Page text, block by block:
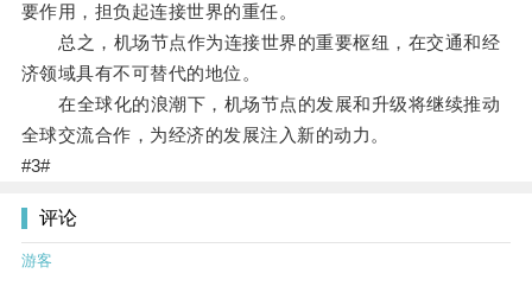
要作用，担负起连接世界的重任。
总之，机场节点作为连接世界的重要枢纽，在交通和经
济领域具有不可替代的地位。
在全球化的浪潮下，机场节点的发展和升级将继续推动
全球交流合作，为经济的发展注入新的动力。
#3#
评论
游客